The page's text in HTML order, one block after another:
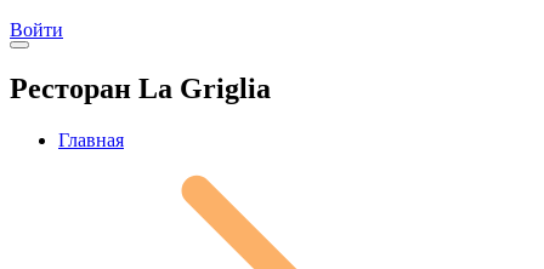
Войти
Ресторан La Griglia
Главная